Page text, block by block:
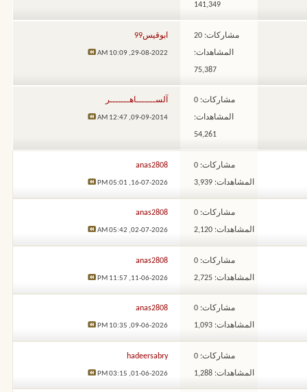
141,349
مشاركات: 20
المشاهدات:
75,387
ابوقيس99
29-08-2022,
10:09 AM
مشاركات: 0
المشاهدات:
54,261
آلســـــــاهـــــــر
09-09-2014,
12:47 AM
مشاركات: 0
المشاهدات: 3,939
anas2808
16-07-2026,
05:01 PM
مشاركات: 0
المشاهدات: 2,120
anas2808
02-07-2026,
05:42 AM
مشاركات: 0
المشاهدات: 2,725
anas2808
11-06-2026,
11:57 PM
مشاركات: 0
المشاهدات: 1,093
anas2808
09-06-2026,
10:35 PM
مشاركات: 0
المشاهدات: 1,288
hadeersabry
01-06-2026,
03:15 PM